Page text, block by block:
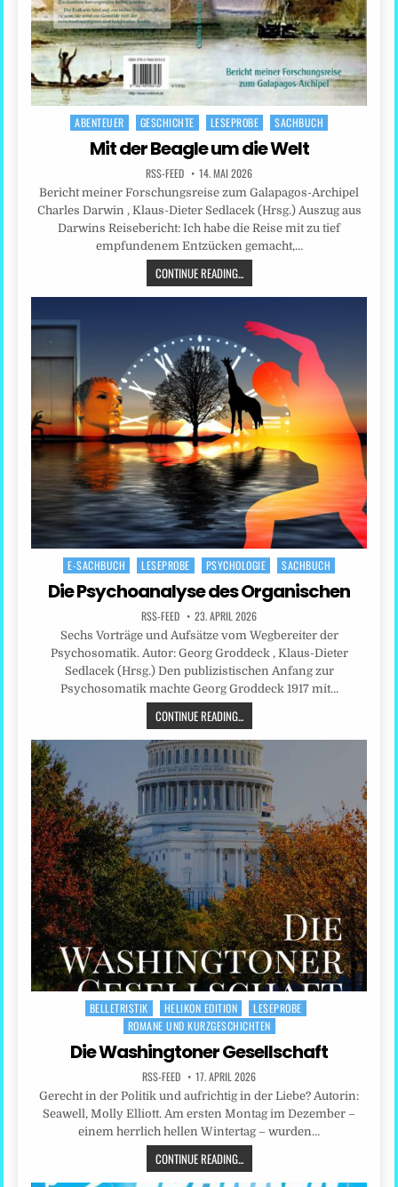
Posted
ABENTEUER GESCHICHTE LESEPROBE SACHBUCH
Mit der Beagle um die Welt
RSS-FEED 14. MAI 2026
Bericht meiner Forschungsreise zum Galapagos-Archipel
Charles Darwin , Klaus-Dieter Sedlacek (Hrsg.) Auszug aus
Darwins Reisebericht: Ich habe die Reise mit zu tief
empfundenem Entzücken gemacht,…
CONTINUE READING...
Posted
in
E-SACHBUCH LESEPROBE PSYCHOLOGIE SACHBUCH
Die Psychoanalyse des Organischen
RSS-FEED 23. APRIL 2026
Sechs Vorträge und Aufsätze vom Wegbereiter der
Psychosomatik. Autor: Georg Groddeck , Klaus-Dieter
Sedlacek (Hrsg.) Den publizistischen Anfang zur
Psychosomatik machte Georg Groddeck 1917 mit…
CONTINUE READING...
Posted
BELLETRISTIK HELIKON EDITION
LESEPROBE
ROMANE UND KURZGESCHICHTEN
Die Washingtoner Gesellschaft
RSS-FEED 17. APRIL 2026
Gerecht in der Politik und aufrichtig in der Liebe? Autorin:
Seawell, Molly Elliott. Am ersten Montag im Dezember –
einem herrlich hellen Wintertag – wurden…
CONTINUE READING...